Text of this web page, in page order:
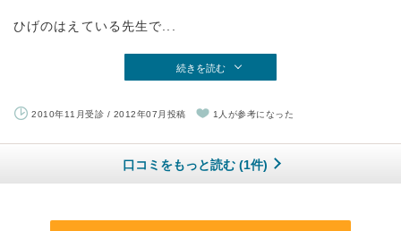
ひげのはえている先生で...
続きを読む
2010年11月受診 / 2012年07月投稿 1人が参考になった
口コミをもっと読む (1件)